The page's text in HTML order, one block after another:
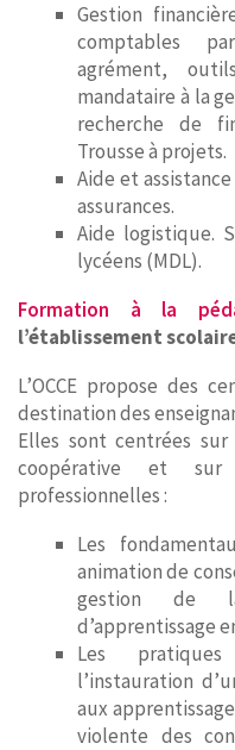
Gestion
comptables
agrément,
mandataire à la
recherche de
Trousse à projets.
Aide et
assurances.
Aide logistique.
lycéens (MDL).
Formation à la
l’établissement
L’OCCE propose des
destination des
Elles sont centrées
coopérative et sur
professionnelles :
Les
animation de
gestion de la
d’apprentissage
Les pratiques
l’instauration
aux
violente des